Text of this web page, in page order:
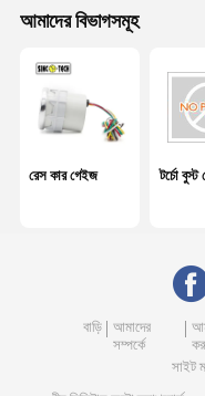
এয়ার ফয়েল সিস্টেম মিটার
আমাদের বিভাগসমূহ
রেস কার গেইজ টর্চো বুস্ট
বাড়ি
আমাদের
সম্পর্কে
সাইট